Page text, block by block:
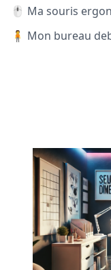
🖱️ Ma souris
🧍 Mon bureau